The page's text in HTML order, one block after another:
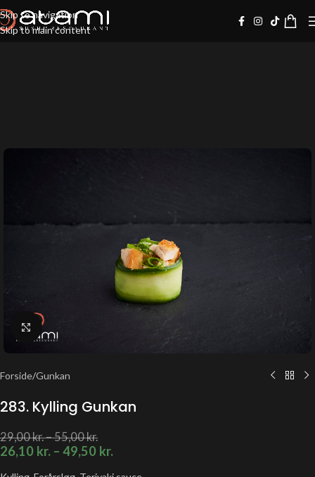
Skip to navigation
Skip to main content
Klik for at forstørre
Forside/Gunkan
283. Kylling Gunkan
29,00kr.–55,00kr.
26,10 kr. – 49,50 kr.